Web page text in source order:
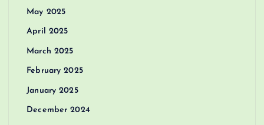
May 2025
April 2025
March 2025
February 2025
January 2025
December 2024